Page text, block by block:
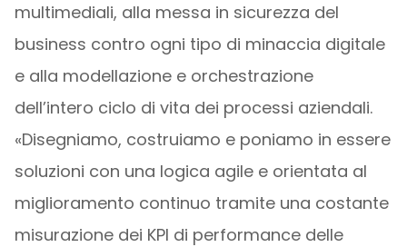
multimediali, alla messa in sicurezza del
business contro ogni tipo di minaccia digitale
e alla modellazione e orchestrazione
dell’intero ciclo di vita dei processi aziendali.
«Disegniamo, costruiamo e poniamo in essere
soluzioni con una logica agile e orientata al
miglioramento continuo tramite una costante
misurazione dei KPI di performance delle